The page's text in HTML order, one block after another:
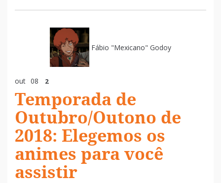
Fábio "Mexicano" Godoy
out 08 2
Temporada de
Outubro/Outono de
2018: Elegemos os
animes para você
assistir